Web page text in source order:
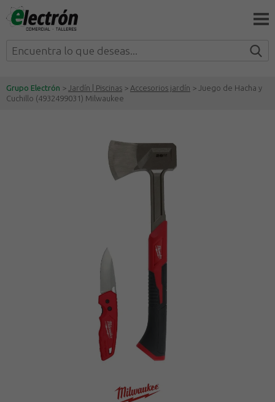
Grupo Electrón > Jardín | Piscinas > Accesorios jardín > Juego de Hacha y
Cuchillo (4932499031) Milwaukee